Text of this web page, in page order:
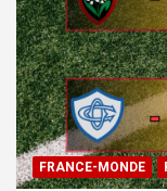
FRANCE-MONDE